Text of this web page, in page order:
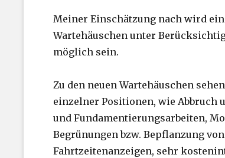
Meiner Einschätzung nach wird
Wartehäuschen unter
möglich sein.
Zu den neuen Wartehäuschen
einzelner Positionen, wie Abbruch
und Fundamentierungsarbeiten,
Begrünungen bzw. Bepflanzung
Fahrtzeitenanzeigen, sehr